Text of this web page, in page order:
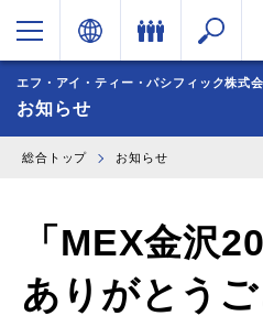
エフ・アイ・ティー・パシフィック株式
お知らせ
総合トップ お知らせ
「MEX金沢
ありがとう